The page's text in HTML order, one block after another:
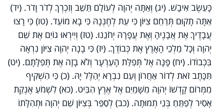
כָּעֵשֶׂב אִיבָשׁ. (יג) וְאַתָּה יְהוָה לְעוֹלָם תֵּשֵׁב וְזִכְרְךָ לְדֹר וָדֹר. (יד)
אַתָּה תָקוּם תְּרַחֵם צִיּוֹן כִּי עֵת לְחֶנְנָהּ כִּי בָא מוֹעֵד. (טו) כִּי רָצוּ
עֲבָדֶיךָ אֶת אֲבָנֶיהָ וְאֶת עֲפָרָהּ יְחֹנֵנוּ. (טז) וְיִירְאוּ גוֹיִם אֶת שֵׁם
יְהוָה וְכָל מַלְכֵי הָאָרֶץ אֶת כְּבוֹדֶךָ. (יז) כִּי בָנָה יְהוָה צִיּוֹן נִרְאָה
בִּכְבוֹדוֹ. (יח) פָּנָה אֶל תְּפִלַּת הָעַרְעָר וְלֹא בָזָה אֶת תְּפִלָּתָם. (יט)
תִּכָּתֶב זֹאת לְדוֹר אַחֲרוֹן וְעַם נִבְרָא יְהַלֶּל יָהּ. (כ) כִּי הִשְׁקִיף
מִמְּרוֹם קָדְשׁוֹ יְהוָה מִשָּׁמַיִם אֶל אֶרֶץ הִבִּיט. (כא) לִשְׁמֹעַ אֶנְקַת
אָסִיר לְפַתֵּחַ בְּנֵי תְמוּתָה. (כב) לְסַפֵּר בְּצִיּוֹן שֵׁם יְהוָה וּתְהִלָּתוֹ